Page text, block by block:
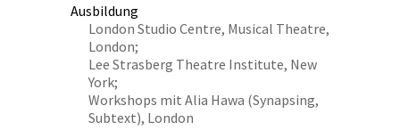
Ausbildung
London Studio Centre, Musical Theatre,
London;
Lee Strasberg Theatre Institute, New
York;
Workshops mit Alia Hawa (Synapsing,
Subtext), London